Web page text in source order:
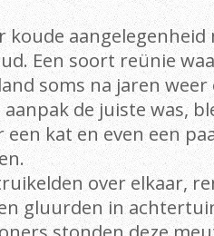
koude
Een soort reünie
soms na jaren
de juiste was,
kat en even een
over elkaar,
gluurden in